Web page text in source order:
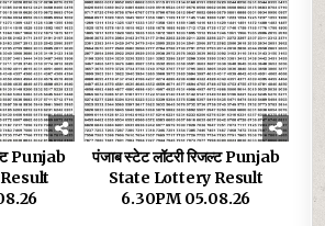
Punjab
पंजाब स्टेट लॉटरी रिजल्ट Punjab
State Lottery Result
6.30PM 05.08.26